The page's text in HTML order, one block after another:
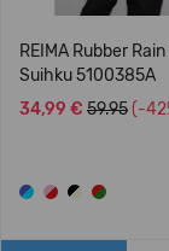
REIMA Rubber
Suihku 5100385A
34,99 € 59.95 (-